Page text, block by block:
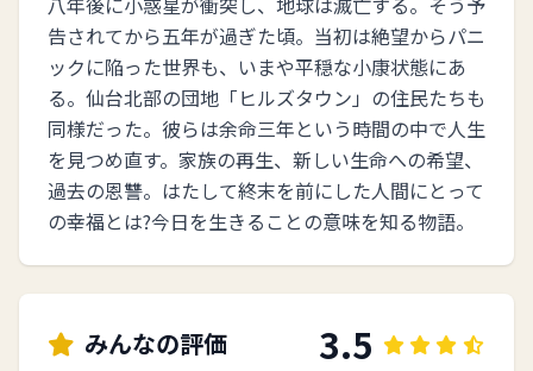
告されてから五年が過ぎた頃。当初は絶望からパニ
ックに陥った世界も、いまや平穏な小康状態にあ
る。仙台北部の団地「ヒルズタウン」の住民たちも
同様だった。彼らは余命三年という時間の中で人生
を見つめ直す。家族の再生、新しい生命への希望、
過去の恩讐。はたして終末を前にした人間にとって
の幸福とは?今日を生きることの意味を知る物語。
みんなの評価 3.5